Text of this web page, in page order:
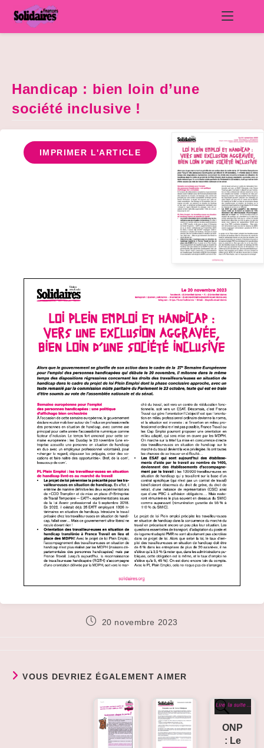
Handicap : bien loin d’une
société inclusive !
IMPRIMER L'ARTICLE
Publication
20 novembre 2023
VOUS DEVRIEZ ÉGALEMENT AIMER
ONP
: Le